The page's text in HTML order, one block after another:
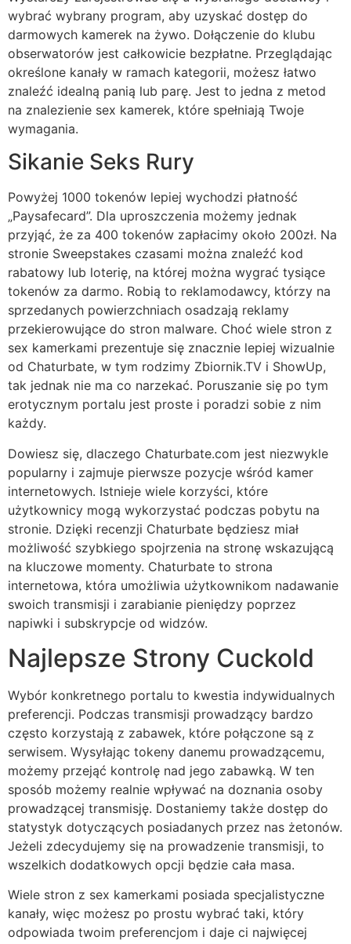
wybrać wybrany program, aby uzyskać dostęp do
darmowych kamerek na żywo. Dołączenie do klubu
obserwatorów jest całkowicie bezpłatne. Przeglądając
określone kanały w ramach kategorii, możesz łatwo
znaleźć idealną panią lub parę. Jest to jedna z metod
na znalezienie sex kamerek, które spełniają Twoje
wymagania.
Sikanie Seks Rury
Powyżej 1000 tokenów lepiej wychodzi płatność
„Paysafecard”. Dla uproszczenia możemy jednak
przyjąć, że za 400 tokenów zapłacimy około 200zł. Na
stronie Sweepstakes czasami można znaleźć kod
rabatowy lub loterię, na której można wygrać tysiące
tokenów za darmo. Robią to reklamodawcy, którzy na
sprzedanych powierzchniach osadzają reklamy
przekierowujące do stron malware. Choć wiele stron z
sex kamerkami prezentuje się znacznie lepiej wizualnie
od Chaturbate, w tym rodzimy Zbiornik.TV i ShowUp,
tak jednak nie ma co narzekać. Poruszanie się po tym
erotycznym portalu jest proste i poradzi sobie z nim
każdy.
Dowiesz się, dlaczego Chaturbate.com jest niezwykle
popularny i zajmuje pierwsze pozycje wśród kamer
internetowych. Istnieje wiele korzyści, które
użytkownicy mogą wykorzystać podczas pobytu na
stronie. Dzięki recenzji Chaturbate będziesz miał
możliwość szybkiego spojrzenia na stronę wskazującą
na kluczowe momenty. Chaturbate to strona
internetowa, która umożliwia użytkownikom nadawanie
swoich transmisji i zarabianie pieniędzy poprzez
napiwki i subskrypcje od widzów.
Najlepsze Strony Cuckold
Wybór konkretnego portalu to kwestia indywidualnych
preferencji. Podczas transmisji prowadzący bardzo
często korzystają z zabawek, które połączone są z
serwisem. Wysyłając tokeny danemu prowadzącemu,
możemy przejąć kontrolę nad jego zabawką. W ten
sposób możemy realnie wpływać na doznania osoby
prowadzącej transmisję. Dostaniemy także dostęp do
statystyk dotyczących posiadanych przez nas żetonów.
Jeżeli zdecydujemy się na prowadzenie transmisji, to
wszelkich dodatkowych opcji będzie cała masa.
Wiele stron z sex kamerkami posiada specjalistyczne
kanały, więc możesz po prostu wybrać taki, który
odpowiada twoim preferencjom i daje ci najwięcej